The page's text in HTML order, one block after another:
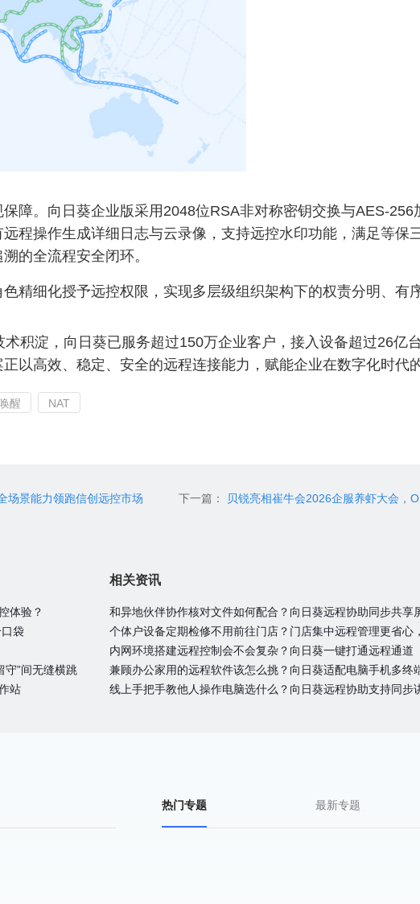
障。向日葵企业版采用2048位RSA非对称密钥交换与AES-256
程操作生成详细日志与云录像，支持远控水印功能，满足等保
的全流程安全闭环。
精细化授予远控权限，实现多层级组织架构下的权责分明、有序
术积淀，向日葵已服务超过150万企业客户，接入设备超过26亿
以高效、稳定、安全的远程连接能力，赋能企业在数字化时代
醒 NAT
场景能力领跑信创远控市场 下一篇： 贝锐亮相崔牛会2026企服养虾大会，
体验？
袋
守”间无缝横跳
站
相关资讯
和异地伙伴协作核对文件如何配合？向日葵远程协助同步共享
个体户设备定期检修不用前往门店？门店集中远程管理更省心
内网环境搭建远程控制会不会复杂？向日葵一键打通远程通道
兼顾办公家用的远程软件该怎么挑？向日葵适配电脑手机多终
线上手把手教他人操作电脑选什么？向日葵远程协助支持同步
热门专题 最新专题